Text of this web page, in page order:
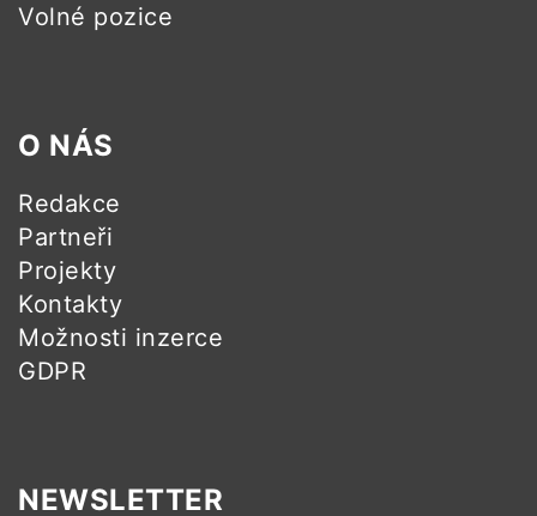
Volné pozice
O NÁS
Redakce
Partneři
Projekty
Kontakty
Možnosti inzerce
GDPR
NEWSLETTER